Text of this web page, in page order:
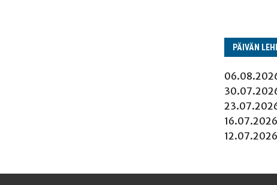
PÄI­VÄN
16.07.2026
12.07.2026